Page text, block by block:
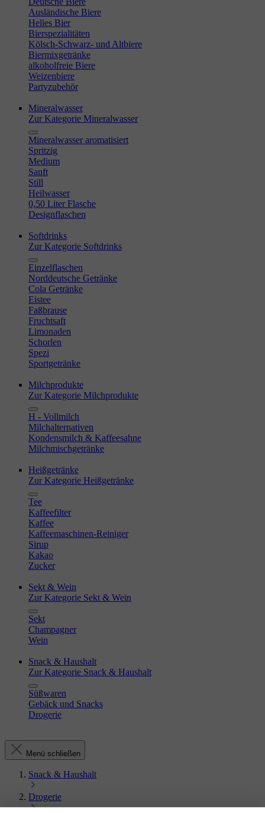
Ausländische Biere
Helles Bier
Bierspezialitäten
Kölsch-Schwarz- und Altbiere
Biermixgetränke
alkoholfreie Biere
Weizenbiere
Partyzubehör
Mineralwasser
Zur Kategorie Mineralwasser
Mineralwasser aromatisiert
Spritzig
Medium
Sanft
Still
Heilwasser
0,50 Liter Flasche
Designflaschen
Softdrinks
Zur Kategorie Softdrinks
Einzelflaschen
Norddeutsche Getränke
Cola Getränke
Eistee
Faßbrause
Fruchtsaft
Limonaden
Schorlen
Spezi
Sportgetränke
Milchprodukte
Zur Kategorie Milchprodukte
H - Vollmilch
Milchalternativen
Kondensmilch & Kaffeesahne
Milchmischgetränke
Heißgetränke
Zur Kategorie Heißgetränke
Tee
Kaffeefilter
Kaffee
Kaffeemaschinen-Reiniger
Sirup
Kakao
Zucker
Sekt & Wein
Zur Kategorie Sekt & Wein
Sekt
Champagner
Wein
Snack & Haushalt
Zur Kategorie Snack & Haushalt
Süßwaren
Gebäck und Snacks
Drogerie
Menü schließen
Snack & Haushalt
Drogerie